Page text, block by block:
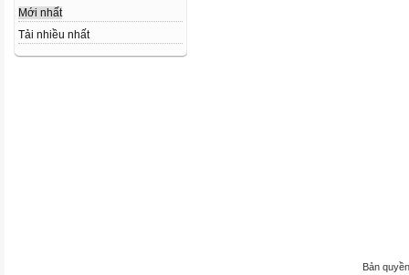
Mới nhất
Tải nhiều nhất
Bản